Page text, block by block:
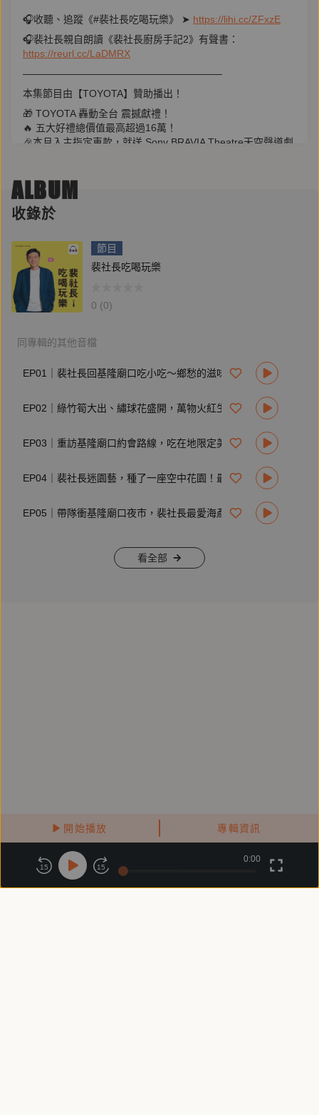
開始播放 專輯資訊
🎧收聽、追蹤《#裴社長吃喝玩樂》 ➤ https://lihi.cc/ZFxzE
🎧裴社長親自朗讀《裴社長廚房手記2》有聲書：
https://reurl.cc/LaDMRX
————————————————————
本集節目由【TOYOTA】贊助播出！
🎁 TOYOTA 轟動全台 震撼獻禮！
🔥 五大好禮總價值最高超過16萬！
🎉本月入主指定車款，就送 Sony BRAVIA Theatre天空聲道劇
TOWN ACE及VIOS
就送 Sony BRAVIA Theatre天空聲道劇院🎵🎶
再享最高80萬0利率、最高3萬舊車收購圓夢金、2萬配件金及5
🌟 Sony BRAVIA Theatre天空聲道劇院🌟
帶給你劇院級的聽覺感受！（原價21,900元）
◾ 獨特的實體天空聲道創造出飛越頭頂的震撼音效
◾ 獨立的中置聲道能確保人聲的表現更加清晰、細節
◾ 再搭配重低音喇叭，音場表現更具層次
的環繞音效沉浸感受！✨
🔍了解更多：TOYOTA 轟動全台 震撼獻禮
【鏡好聽製作團隊】
錄音師：劉姿吟
行銷統籌：陳玟如
視覺設計：陳克宇
| 鏡好聽：https://www.mirrorvoice.com.tw/
https://facebook.com/mirrorvoice2019
https://instagram.com/mirror_voice
ALBUM
收錄於
節目
裴社長吃喝玩樂
0 (0)
同專輯的其他音檔
EP01｜裴社長回基隆廟口吃小吃～鄉愁的滋味也是絕世美味！
EP02｜綠竹筍大出、繡球花盛開，萬物火紅生長，原來是立夏！
EP03｜重訪基隆廟口約會路線，吃在地限定美味加甜蜜人情味！
EP04｜裴社長迷園藝，種了一座空中花園！最愛賞花煮一壺黃婉玲紅茶
EP05｜帶隊衝基隆廟口夜市，裴社長最愛海產店已成波登來訪的名店啦！
看全部
關於鏡好聽
商務合作 付費條款 會員條款
15 15
0:00